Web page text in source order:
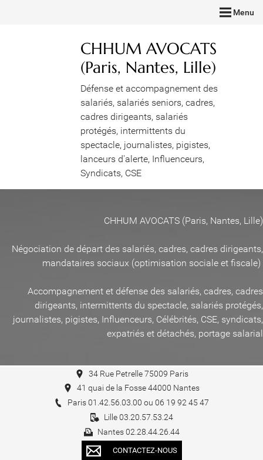
Menu
CHHUM AVOCATS
(Paris, Nantes, Lille)
Défense et accompagnement des
salariés, salariés seniors, cadres,
cadres dirigeants, salariés
protégés, intermittents du
spectacle, journalistes, pigistes,
lanceurs d'alerte, Influenceurs,
Syndicats, CSE
CHHUM AVOCATS (Paris, Nantes, Lille)
Négociation de départ des salariés, cadres, cadres dirigeants,
mandataires sociaux (optimisation sociale et fiscale)
Accompagnement et défense des salariés, cadres, cadres
dirigeants, intermittents du spectacle, salariés protégés,
journalistes, pigistes, Influenceurs, Célébrités, CSE, syndicats,
expatriés et détachés, portage salarial
34 Rue Petrelle 75009 Paris
41 quai de la Fosse 44000 Nantes
Paris 01.42.56.03.00 ou 06 19 92 45 47
Lille 03.20.57.53.24
Nantes 02.28.44.26.44
CONTACTEZ-NOUS